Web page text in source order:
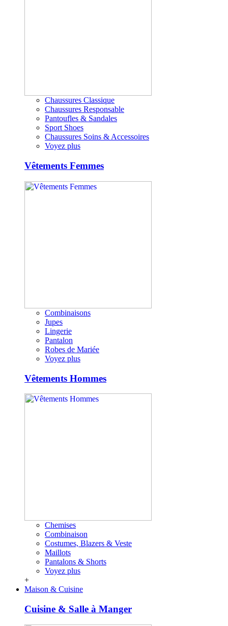
Chaussures Classique
Chaussures Responsable
Pantoufles & Sandales
Sport Shoes
Chaussures Soins & Accessoires
Voyez plus
Vêtements Femmes
Combinaisons
Jupes
Lingerie
Pantalon
Robes de Mariée
Voyez plus
Vêtements Hommes
Chemises
Combinaison
Costumes, Blazers & Veste
Maillots
Pantalons & Shorts
Voyez plus
+
Maison & Cuisine
Cuisine & Salle à Manger